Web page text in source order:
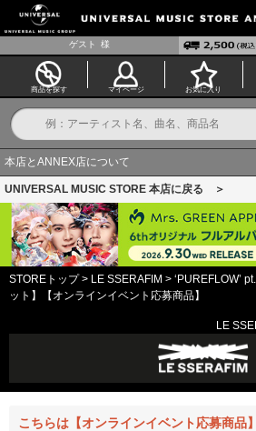
ゲスト 様
商品を探す マイページ お気に入り
本店とANNEX店について
UNIVERSAL MUSIC STORE 本店に戻る ＞
STOREトップ> LE SSERAFIM > ‘PUREFLOW’
ット】【オンラインイベント応募商品】
LE
こちらは【オンラインイベント応募商品